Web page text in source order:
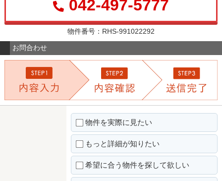
042-497-5777
物件番号：RHS-991022292
お問合わせ
物件を実際に見たい
もっと詳細が知りたい
希望に合う物件を探して欲しい